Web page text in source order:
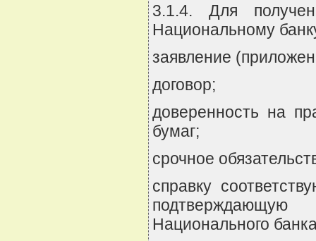
3.1.4. Для
Национальному
заявление
договор;
доверенность на
бумаг;
срочное
справку
Национального